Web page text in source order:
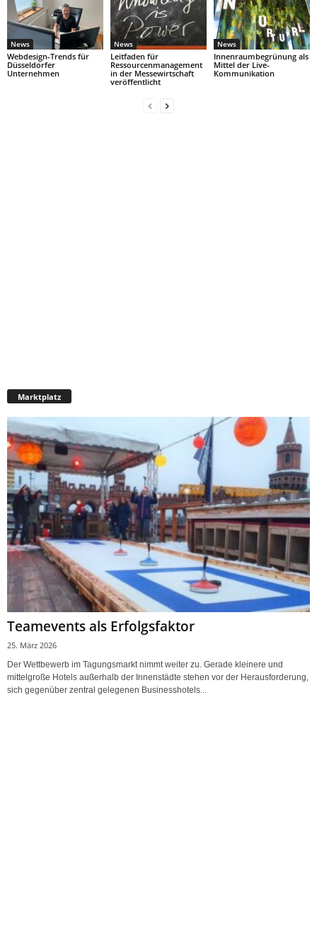
News
Webdesign-Trends für
Düsseldorfer
Unternehmen
News
Leitfaden für
Ressourcenmanagement
in der Messewirtschaft
veröffentlicht
News
Innenraumbegrünung als
Mittel der Live-
Kommunikation
Marktplatz
Teamevents als Erfolgsfaktor
25. März 2026
Der Wettbewerb im Tagungsmarkt nimmt weiter zu. Gerade kleinere und
mittelgroße Hotels außerhalb der Innenstädte stehen vor der Herausforderung,
sich gegenüber zentral gelegenen Businesshotels...